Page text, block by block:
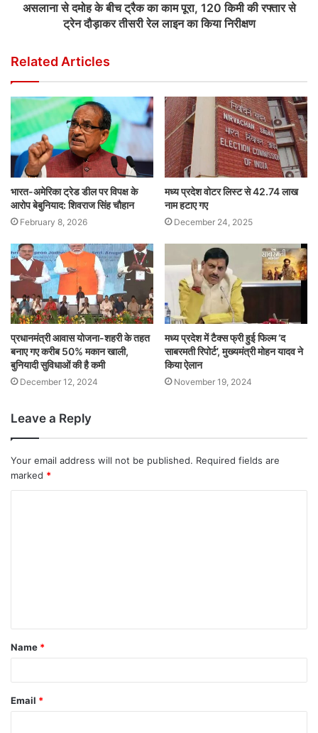
असलाना से दमोह के बीच ट्रैक का काम पूरा, 120 किमी की रफ्तार से
ट्रेन दौड़ाकर तीसरी रेल लाइन का किया निरीक्षण
Related Articles
भारत-अमेरिका ट्रेड डील पर विपक्ष के
आरोप बेबुनियाद: शिवराज सिंह चौहान
February 8, 2026
मध्य प्रदेश वोटर लिस्ट से 42.74 लाख
नाम हटाए गए
December 24, 2025
प्रधानमंत्री आवास योजना-शहरी के तहत
बनाए गए करीब 50% मकान खाली,
बुनियादी सुविधाओं की है कमी
December 12, 2024
मध्य प्रदेश में टैक्स फ्री हुई फिल्म ‘द
साबरमती रिपोर्ट’, मुख्यमंत्री मोहन यादव ने
किया ऐलान
November 19, 2024
Leave a Reply
Your email address will not be published. Required fields are
marked *
Name *
Email *